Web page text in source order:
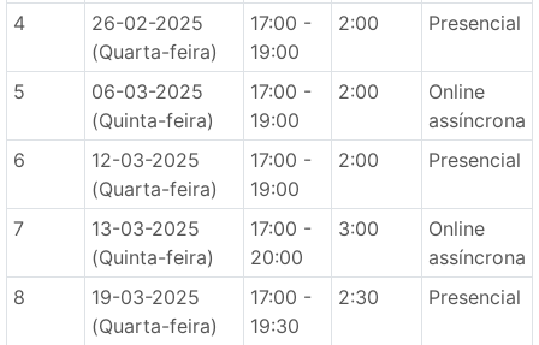
4
26-02-2025
(Quarta-feira)
17:00 -
19:00
2:00 Presencial
5
06-03-2025
(Quinta-feira)
17:00 -
19:00
2:00
Online
assíncrona
6
12-03-2025
(Quarta-feira)
17:00 -
19:00
2:00 Presencial
7
13-03-2025
(Quinta-feira)
17:00 -
20:00
3:00
Online
assíncrona
8
19-03-2025
(Quarta-feira)
17:00 -
19:30
2:30 Presencial